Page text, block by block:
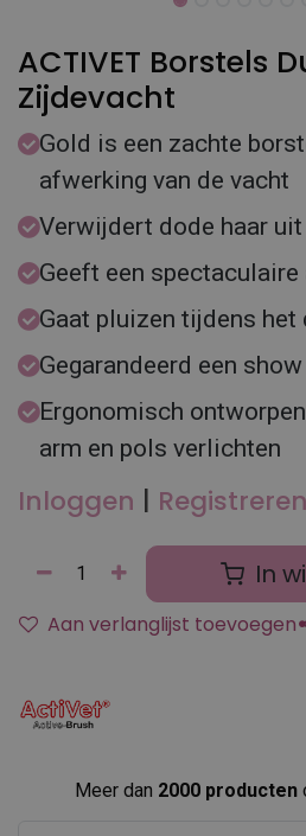
ACTIVET Borstels
Zijdevacht
Gold is een zachte
afwerking van de vacht
Verwijdert dode haar
Geeft een
Gaat pluizen tijdens het
Gegarandeerd een
Ergonomisch
arm en pols verlichten
Inloggen | Registreren
In
Aan verlanglijst toevoegen
Meer dan 2000 producten